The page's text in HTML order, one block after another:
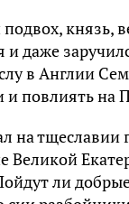
князь,
и даже
в Англии
и повлиять на
на тщеславии
Великой
ли